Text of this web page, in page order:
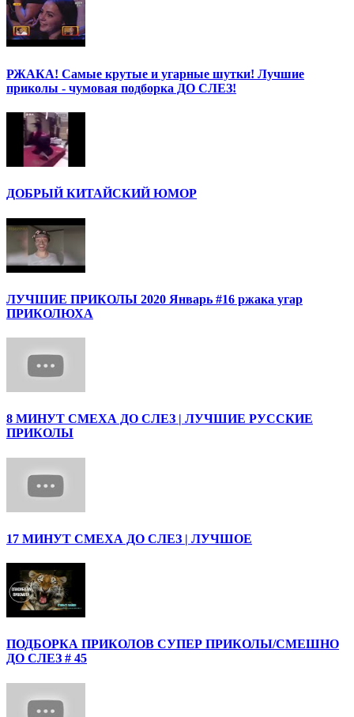
РЖАКА! Самые крутые и угарные шутки! Лучшие
приколы - чумовая подборка ДО СЛЕЗ!
ДОБРЫЙ КИТАЙСКИЙ ЮМОР
ЛУЧШИЕ ПРИКОЛЫ 2020 Январь #16 ржака угар
ПРИКОЛЮХА
8 МИНУТ СМЕХА ДО СЛЕЗ | ЛУЧШИЕ РУССКИЕ
ПРИКОЛЫ
17 МИНУТ СМЕХА ДО СЛЕЗ | ЛУЧШОЕ
ПОДБОРКА ПРИКОЛОВ СУПЕР ПРИКОЛЫ/СМЕШНО
ДО СЛЕЗ # 45